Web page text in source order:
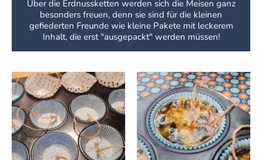
Über die Erdnussketten werden sich die Meisen ganz
besonders freuen, denn sie sind für die kleinen
gefiederten Freunde wie kleine Pakete mit leckerem
Inhalt, die erst "ausgepackt" werden müssen!